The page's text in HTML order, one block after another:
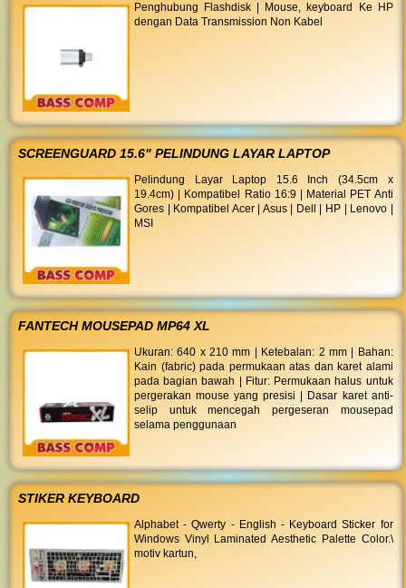
Penghubung Flashdisk | Mouse, keyboard Ke HP
dengan Data Transmission Non Kabel
SCREENGUARD 15.6" PELINDUNG LAYAR LAPTOP
Pelindung Layar Laptop 15.6 Inch (34.5cm x
19.4cm) | Kompatibel Ratio 16:9 | Material PET Anti
Gores | Kompatibel Acer | Asus | Dell | HP | Lenovo |
MSI
FANTECH MOUSEPAD MP64 XL
Ukuran: 640 x 210 mm | Ketebalan: 2 mm | Bahan:
Kain (fabric) pada permukaan atas dan karet alami
pada bagian bawah | Fitur: Permukaan halus untuk
pergerakan mouse yang presisi | Dasar karet anti-
selip untuk mencegah pergeseran mousepad
selama penggunaan
STIKER KEYBOARD
Alphabet - Qwerty - English - Keyboard Sticker for
Windows Vinyl Laminated Aesthetic Palette Color.\
motiv kartun,